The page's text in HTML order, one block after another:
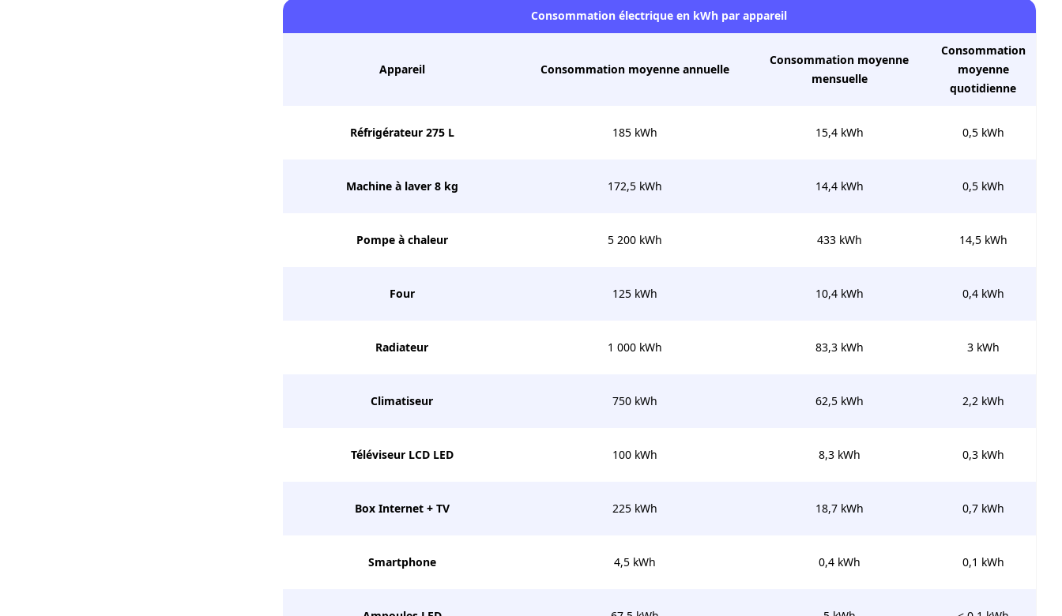
Consommation électrique en kWh par appareil
Appareil Consommation moyenne annuelle
Consommation moyenne
mensuelle
Consommation
moyenne
quotidienne
Réfrigérateur 275 L 185 kWh 15,4 kWh 0,5 kWh
Machine à laver 8 kg 172,5 kWh 14,4 kWh 0,5 kWh
Pompe à chaleur 5 200 kWh 433 kWh 14,5 kWh
Four 125 kWh 10,4 kWh 0,4 kWh
Radiateur 1 000 kWh 83,3 kWh 3 kWh
Climatiseur 750 kWh 62,5 kWh 2,2 kWh
Téléviseur LCD LED 100 kWh 8,3 kWh 0,3 kWh
Box Internet + TV 225 kWh 18,7 kWh 0,7 kWh
Smartphone 4,5 kWh 0,4 kWh 0,1 kWh